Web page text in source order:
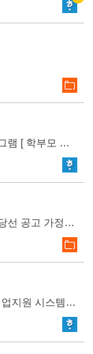
2024년 수요자 맞춤형 진로지원 프로그램 [ 학부모 진로상담 ] 신청 및 운영 안내
2024학년도 선예학교 학부모회 임원 당선 공고 가정통신문
4세대 지능형 나이스 장애학생 진로취업지원 시스템 신청안내 가정통신문